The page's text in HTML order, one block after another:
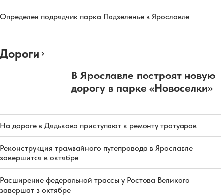
Определен подрядчик парка Подзеленье в Ярославле
Дороги
В Ярославле построят новую
дорогу в парке «Новоселки»
На дороге в Дядьково приступают к ремонту тротуаров
Реконструкция трамвайного путепровода в Ярославле
завершится в октябре
Расширение федеральной трассы у Ростова Великого
завершат в октябре